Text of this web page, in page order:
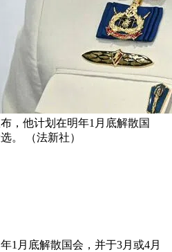
，他计划在明年1月底解散国
。 （法新社）
1月底解散国会，并于3月或4月